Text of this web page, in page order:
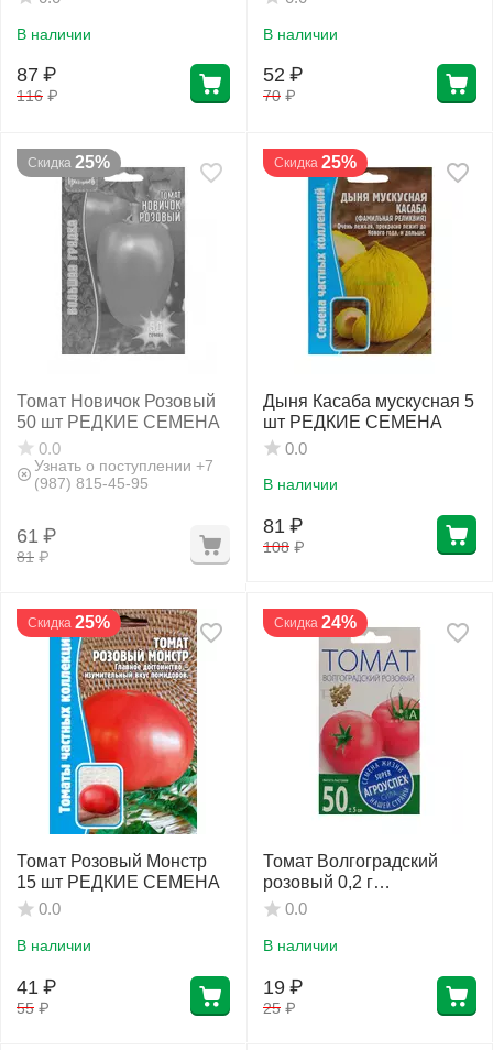
В наличии
116 ₽
87 ₽
В наличии
70 ₽
52 ₽
Скидка 25%
Томат Новичок Розовый
50 шт РЕДКИЕ СЕМЕНА
0.0
Узнать о поступлении +7
(987) 815-45-95
81 ₽
61 ₽
Скидка 25%
Дыня Касаба мускусная 5
шт РЕДКИЕ СЕМЕНА
0.0
В наличии
108 ₽
81 ₽
Скидка 25%
Томат Розовый Монстр
15 шт РЕДКИЕ СЕМЕНА
0.0
В наличии
55 ₽
41 ₽
Скидка 24%
Томат Волгоградский
розовый 0,2 г
АГРОУСПЕХ
0.0
В наличии
25 ₽
19 ₽